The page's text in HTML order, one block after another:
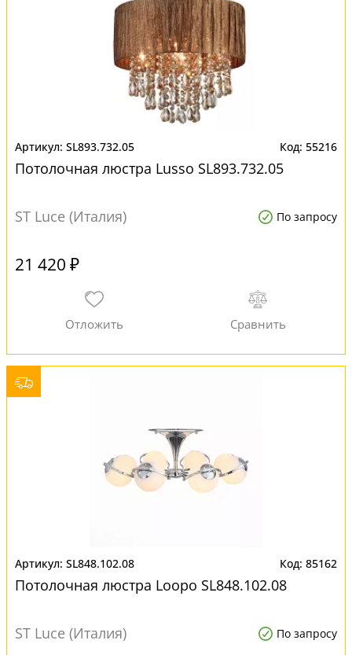
SL893.732.05 55216
Потолочная люстра Lusso SL893.732.05
ST Luce (Италия) По запросу
21 420 ₽
SL848.102.08 85162
Потолочная люстра Loopo SL848.102.08
ST Luce (Италия) По запросу